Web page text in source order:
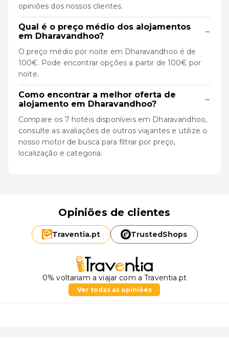
opiniões dos nossos clientes.
Qual é o preço médio dos alojamentos
em Dharavandhoo?
−
O preço médio por noite em Dharavandhoo é de
100€. Pode encontrar opções a partir de 100€ por
noite.
Como encontrar a melhor oferta de
alojamento em Dharavandhoo?
−
Compare os 7 hotéis disponíveis em Dharavandhoo,
consulte as avaliações de outros viajantes e utilize o
nosso motor de busca para filtrar por preço,
localização e categoria.
Opiniões de clientes
Traventia.pt TrustedShops
0% voltariam a viajar com a Traventia.pt
Ver todas as opiniões